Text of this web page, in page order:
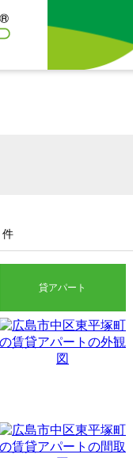
件
貸アパート